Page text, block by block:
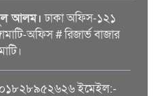
আলম। ঢাকা অফিস-১২১
অফিস # রিজার্ভ বাজার
ইমেইল:-